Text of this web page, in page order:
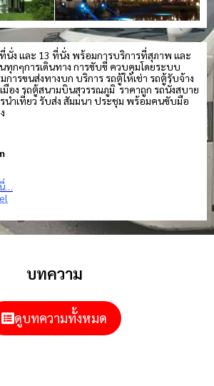
นั่ง และ 13 ที่นั่ง พร้อมการบริการที่สุภาพ และ
ทุกๆการเดินทาง การขับขี่ ควบคุมโดยระบบ
การขนส่งทางบก บริการ รถตู้ให้เช่า รถตู้รับจ้าง
อง รถตู้สนามบินสุวรรณภูมิ ราคาถูก รถนั่งสบาย
นำเที่ยว รับส่ง สัมมนา ประชุม พร้อมคนขับมือ
…
บทความ
ดูบทความทั้งหมด